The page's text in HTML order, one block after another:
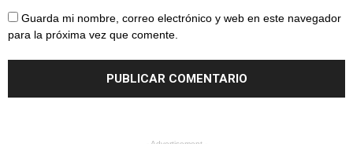
Guarda mi nombre, correo electrónico y web en este navegador
para la próxima vez que comente.